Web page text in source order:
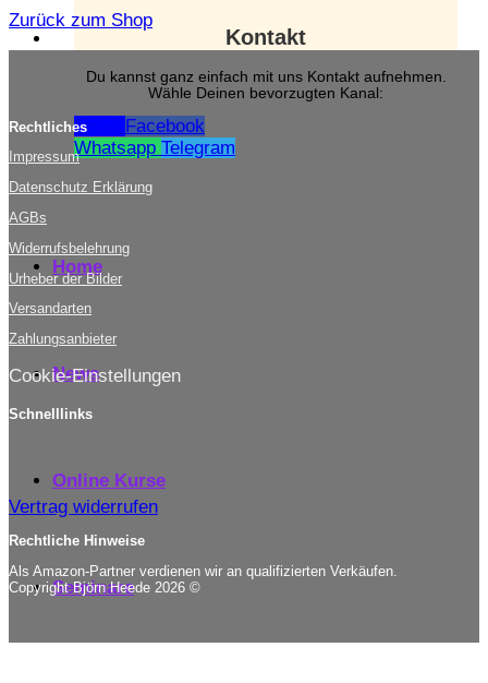
Kontakt
Du kannst ganz einfach mit uns Kontakt aufnehmen.
Wähle Deinen bevorzugten Kanal:
Email
Facebook
Whatsapp Telegram
Home
News
Online Kurse
Seminare
Zurück zum Shop
Rechtliches
Impressum
Datenschutz Erklärung
AGBs
Widerrufsbelehrung
Urheber der Bilder
Versandarten
Zahlungsanbieter
Cookie-Einstellungen
Schnelllinks
Vertrag widerrufen
Rechtliche Hinweise
Als Amazon-Partner verdienen wir an qualifizierten Verkäufen.
Copyright Björn Heede 2026 ©